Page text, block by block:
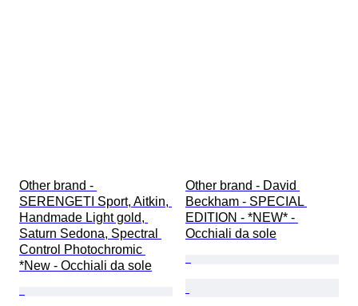
Other brand -
SERENGETI Sport, Aitkin,
Handmade Light gold,
Saturn Sedona, Spectral
Control Photochromic
*New - Occhiali da sole
Other brand - David
Beckham - SPECIAL
EDITION - *NEW* -
Occhiali da sole